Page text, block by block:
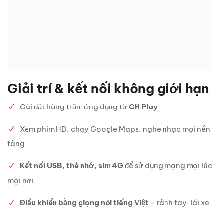
Giải trí & kết nối không giới hạn
Cài đặt hàng trăm ứng dụng từCH Play
Xem phim HD, chạy Google Maps, nghe nhạc mọi nền
tảng
Kết nối USB, thẻ nhớ, sim 4Gđể sử dụng mạng mọi lúc
mọi nơi
Điều khiển bằng giọng nói tiếng Việt – rảnh tay, lái xe